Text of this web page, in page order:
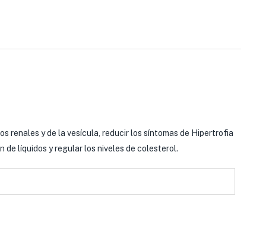
renales y de la vesícula, reducir los síntomas de Hipertrofia
líquidos y regular los niveles de colesterol.